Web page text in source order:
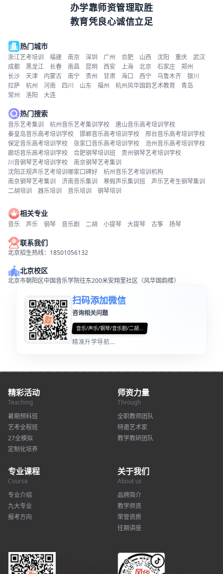
办学靠师资管理取胜
教育凭良心诚信立足
热门城市
浙江艺考培训 福建 南京 深圳 广州 合肥 山西 沈阳 重庆
武汉
成都
黑龙江 长春 南昌 昆明 西安 上海 北京 石家庄
郑州
长沙
天津 内蒙古 南宁 贵州 甘肃 海口 西宁 乌鲁木齐
银川
拉萨
杭州 河南 四川 山东 福州 杭州风华国韵艺术教育
青岛
常州
洛阳 大连
热门搜索
音乐艺考集训 杭州音乐艺考集训学校
唐山音乐高考培训学校
秦皇岛音乐高考培训学校
邯郸音乐高考培训学校
邢台音乐高考培训学校
保定音乐高考培训学校
张家口音乐高考培训学校
沧州音乐高考培训学校
廊坊音乐高考培训学校
合肥钢琴培训班
贵州钢琴艺考培训学校
川音钢琴艺考培训学校
南京钢琴艺考集训
沈阳正规声乐艺考培训哪家口碑好
杭州音乐艺考培训机构
南京钢琴艺考集训
济南音乐集训 寒假声乐集训班
声乐艺考生钢琴集训
二胡培训
器乐培训 音乐培训 钢琴培训
相关专业
音乐 声乐 钢琴 音乐剧 二胡 小提琴 大提琴 古筝 扬琴
联系我们
北京招生热线：18501056132
北京校区
北京市朝阳区中国音乐学院往东200米安翔里社区（风华国韵楼）
扫码添加微信
咨询相关问题
音乐/声乐/钢琴/音乐剧/二胡...
精准升学导航...
精彩活动
Teaching
暑期预科班
艺考全程班
27全模拟
定制化培养
师资力量
Through
全职教师团队
特邀艺术家
教学教研团队
专业课程
Course
专业介绍
九大专业
报考方向
关于我们
About us
品牌简介
教学师资
荣誉资质
往期讲座